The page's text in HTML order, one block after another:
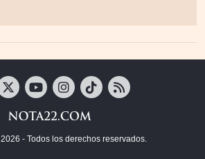
- Todos los derechos reservados.